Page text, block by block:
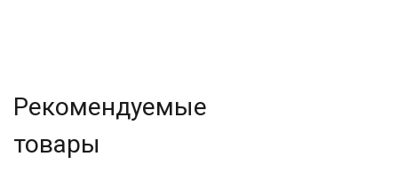
Рекомендуемые
товары